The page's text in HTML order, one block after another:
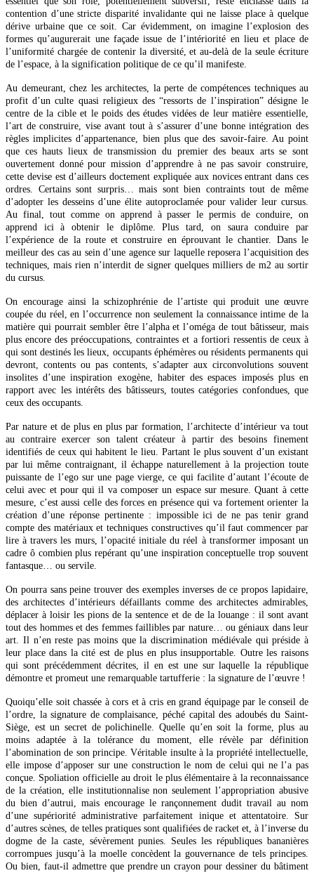
contention d’une stricte disparité invalidante qui ne laisse place à quelque
dérive urbaine que ce soit. Car évidemment, on imagine l’explosion des
formes qu’augurerait une façade issue de l’intériorité en lieu et place de
l’uniformité chargée de contenir la diversité, et au-delà de la seule écriture
de l’espace, à la signification politique de ce qu’il manifeste.
Au demeurant, chez les architectes, la perte de compétences techniques au
profit d’un culte quasi religieux des “ressorts de l’inspiration” désigne le
centre de la cible et le poids des études vidées de leur matière essentielle,
l’art de construire, vise avant tout à s’assurer d’une bonne intégration des
règles implicites d’appartenance, bien plus que des savoir-faire. Au point
que ces hauts lieux de transmission du premier des beaux arts se sont
ouvertement donné pour mission d’apprendre à ne pas savoir construire,
cette devise est d’ailleurs doctement expliquée aux novices entrant dans ces
ordres. Certains sont surpris… mais sont bien contraints tout de même
d’adopter les desseins d’une élite autoproclamée pour valider leur cursus.
Au final, tout comme on apprend à passer le permis de conduire, on
apprend ici à obtenir le diplôme. Plus tard, on saura conduire par
l’expérience de la route et construire en éprouvant le chantier. Dans le
meilleur des cas au sein d’une agence sur laquelle reposera l’acquisition des
techniques, mais rien n’interdit de signer quelques milliers de m2 au sortir
du cursus.
On encourage ainsi la schizophrénie de l’artiste qui produit une œuvre
coupée du réel, en l’occurrence non seulement la connaissance intime de la
matière qui pourrait sembler être l’alpha et l’oméga de tout bâtisseur, mais
plus encore des préoccupations, contraintes et a fortiori ressentis de ceux à
qui sont destinés les lieux, occupants éphémères ou résidents permanents qui
devront, contents ou pas contents, s’adapter aux circonvolutions souvent
insolites d’une inspiration exogène, habiter des espaces imposés plus en
rapport avec les intérêts des bâtisseurs, toutes catégories confondues, que
ceux des occupants.
Par nature et de plus en plus par formation, l’architecte d’intérieur va tout
au contraire exercer son talent créateur à partir des besoins finement
identifiés de ceux qui habitent le lieu. Partant le plus souvent d’un existant
par lui même contraignant, il échappe naturellement à la projection toute
puissante de l’ego sur une page vierge, ce qui facilite d’autant l’écoute de
celui avec et pour qui il va composer un espace sur mesure. Quant à cette
mesure, c’est aussi celle des forces en présence qui va fortement orienter la
création d’une réponse pertinente : impossible ici de ne pas tenir grand
compte des matériaux et techniques constructives qu’il faut commencer par
lire à travers les murs, l’opacité initiale du réel à transformer imposant un
cadre ô combien plus repérant qu’une inspiration conceptuelle trop souvent
fantasque… ou servile.
On pourra sans peine trouver des exemples inverses de ce propos lapidaire,
des architectes d’intérieurs défaillants comme des architectes admirables,
déplacer à loisir les pions de la sentence et de de la louange : il sont avant
tout des hommes et des femmes faillibles par nature… ou géniaux dans leur
art. Il n’en reste pas moins que la discrimination médiévale qui préside à
leur place dans la cité est de plus en plus insupportable. Outre les raisons
qui sont précédemment décrites, il en est une sur laquelle la république
démontre et promeut une remarquable tartufferie : la signature de l’œuvre !
Quoiqu’elle soit chassée à cors et à cris en grand équipage par le conseil de
l’ordre, la signature de complaisance, péché capital des adoubés du Saint-
Siège, est un secret de polichinelle. Quelle qu’en soit la forme, plus au
moins adaptée à la tolérance du moment, elle révèle par définition
l’abomination de son principe. Véritable insulte à la propriété intellectuelle,
elle impose d’apposer sur une construction le nom de celui qui ne l’a pas
conçue. Spoliation officielle au droit le plus élémentaire à la reconnaissance
de la création, elle institutionnalise non seulement l’appropriation abusive
du bien d’autrui, mais encourage le rançonnement dudit travail au nom
d’une supériorité administrative parfaitement inique et attentatoire. Sur
d’autres scènes, de telles pratiques sont qualifiées de racket et, à l’inverse du
dogme de la caste, sévèrement punies. Seules les républiques bananières
corrompues jusqu’à la moelle concèdent la gouvernance de tels principes.
Ou bien, faut-il admettre que prendre un crayon pour dessiner du bâtiment